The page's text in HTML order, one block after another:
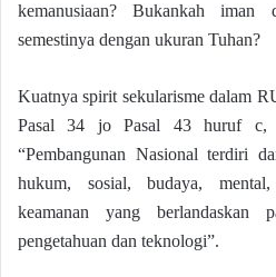
kemanusiaan? Bukankah
semestinya dengan ukuran Tuhan?
Kuatnya spirit sekularisme dalam
Pasal 34 jo Pasal 43 huruf c,
“Pembangunan Nasional terdiri
hukum, sosial, budaya,
keamanan yang berlandaskan
pengetahuan dan teknologi”.